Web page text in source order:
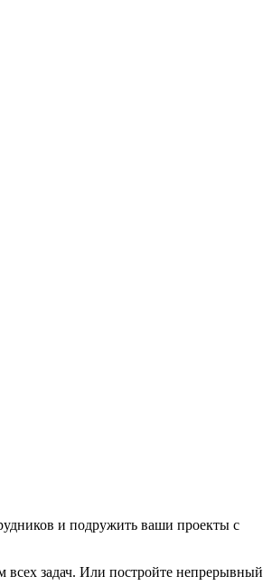
и подружить ваши проекты с
задач. Или постройте непрерывный